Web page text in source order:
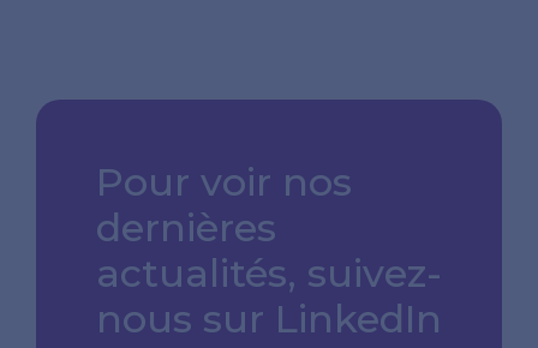
Pour voir nos
dernières
actualités, suivez-
nous sur LinkedIn